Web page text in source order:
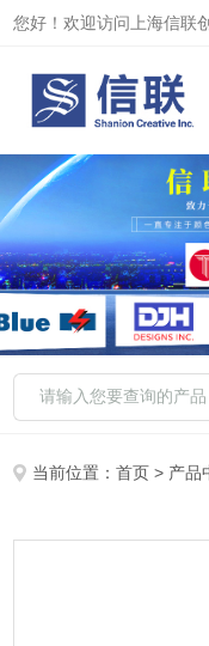
您好！欢迎访问上海信联
当前位置：首页 > 产品